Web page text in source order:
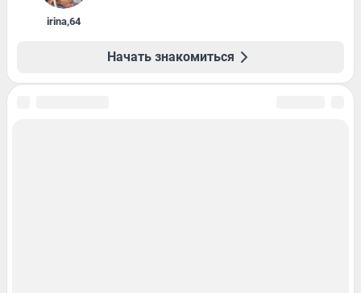
irina,64
Начать знакомиться